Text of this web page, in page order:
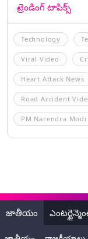
ట్రెండింగ్ టాపిక్స్
Technology
Viral Video
Heart Attack News
Road Accident
PM Narendra Modi
జాతీయం